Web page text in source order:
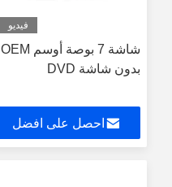
فيديو
شاشة 7 بوصة أوسم OEM
بدون شاشة DVD
احصل على افضل